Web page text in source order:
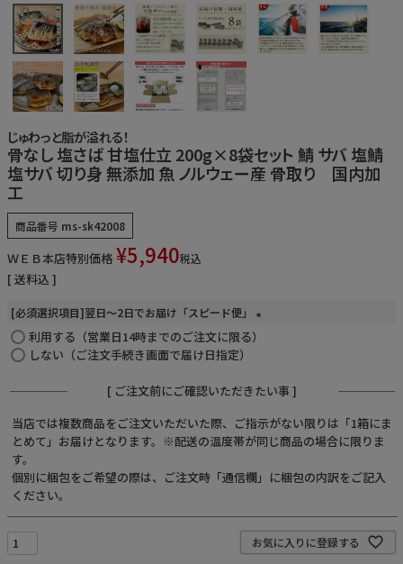
じゅわっと脂が溢れる！
骨なし 塩さば 甘塩仕立 200g×8袋セット 鯖 サバ 塩鯖
塩サバ 切り身 無添加 魚 ノルウェー産 骨取り 国内加
工
商品番号 ms-sk42008
ＷＥＢ本店特別価格 ¥5,940税込
送料込
[必須選択項目]翌日～2日でお届け「スピード便」
)
利用する（営業日14時までのご注文に限る）
しない（ご注文手続き画面で届け日指定）
[ ご注文前にご確認いただきたい事 ]
当店では複数商品をご注文いただいた際、ご指示がない限りは「1箱にま
とめて」お届けとなります。※配送の温度帯が同じ商品の場合に限りま
す。
個別に梱包をご希望の際は、ご注文時「通信欄」に梱包の内訳をご記入
ください。
お気に入りに登録する
かわすいブログ
飲食店
工場見学ツアー
産地検索
お問い合わせ
0120-59-2580
受付時間 平日10:00～17:00
業務用卸売も行っております